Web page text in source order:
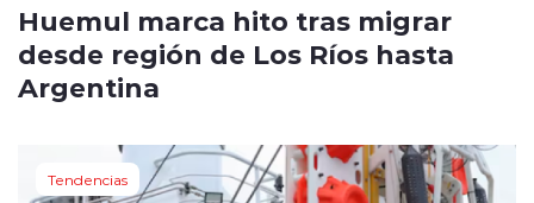
Huemul marca hito tras migrar
desde región de Los Ríos hasta
Argentina
Tendencias